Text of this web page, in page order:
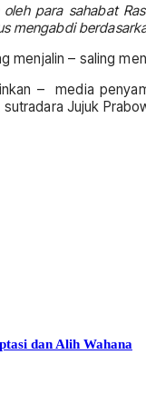
para sahabat
mengabdi
menjalin – saling
– media
Jujuk
dan Alih Wahana